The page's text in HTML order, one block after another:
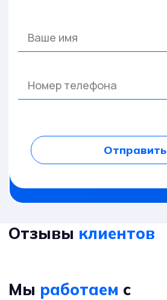
Отправить
Отзывы клиентов
Мы работаем с